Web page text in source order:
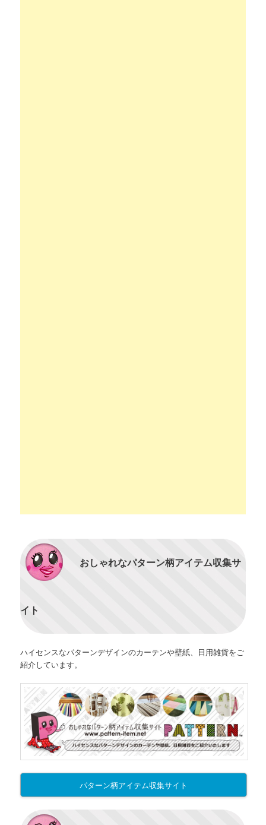
おしゃれなパターン柄アイテム収集サ
イト
ハイセンスなパターンデザインのカーテンや壁紙、日用雑貨をご
紹介しています。
パターン柄アイテム収集サイト